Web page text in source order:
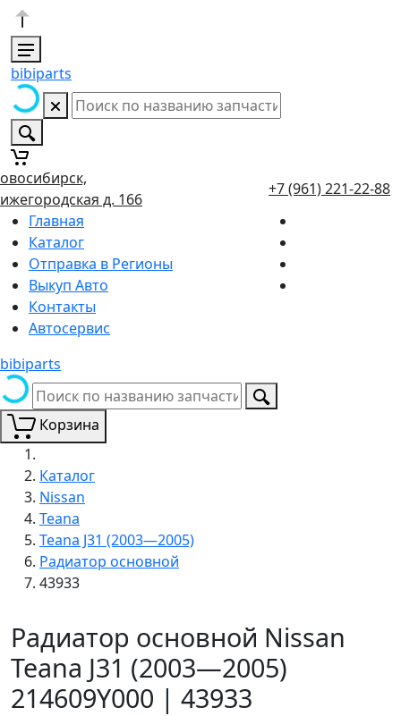
bibiparts
д. 166
+7 (961) 221-22-88
Главная
Каталог
Отправка в Регионы
Выкуп Авто
Контакты
Автосервис
bibiparts
Корзина
Каталог
Nissan
Teana
Teana J31 (2003—2005)
Радиатор основной
43933
Радиатор основной Nissan
Teana J31 (2003—2005)
214609Y000 | 43933